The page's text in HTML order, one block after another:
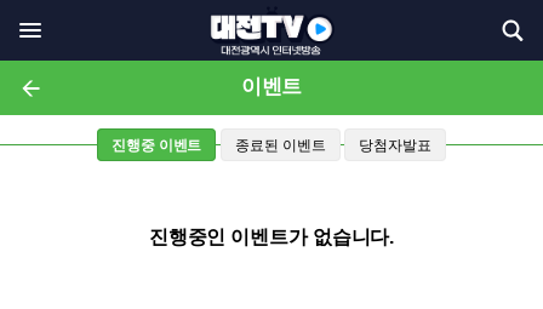
이벤트
진행중 이벤트 종료된 이벤트 당첨자발표
진행중인 이벤트가 없습니다.